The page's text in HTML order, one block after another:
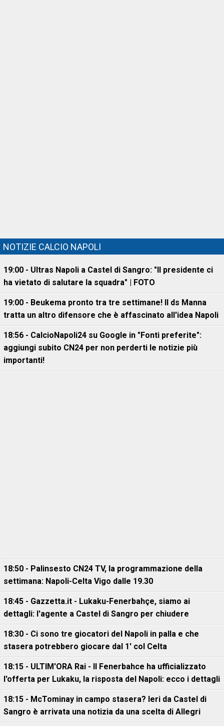
NOTIZIE CALCIO NAPOLI
19:00 - Ultras Napoli a Castel di Sangro: "Il presidente ci
ha vietato di salutare la squadra" | FOTO
19:00 - Beukema pronto tra tre settimane! Il ds Manna
tratta un altro difensore che è affascinato all'idea Napoli
18:56 - CalcioNapoli24 su Google in "Fonti preferite":
aggiungi subito CN24 per non perderti le notizie più
importanti!
18:50 - Palinsesto CN24 TV, la programmazione della
settimana: Napoli-Celta Vigo dalle 19.30
18:45 - Gazzetta.it - Lukaku-Fenerbahçe, siamo ai
dettagli: l'agente a Castel di Sangro per chiudere
18:30 - Ci sono tre giocatori del Napoli in palla e che
stasera potrebbero giocare dal 1' col Celta
18:15 - ULTIM'ORA Rai - Il Fenerbahce ha ufficializzato
l'offerta per Lukaku, la risposta del Napoli: ecco i dettagli
18:15 - McTominay in campo stasera? Ieri da Castel di
Sangro è arrivata una notizia da una scelta di Allegri